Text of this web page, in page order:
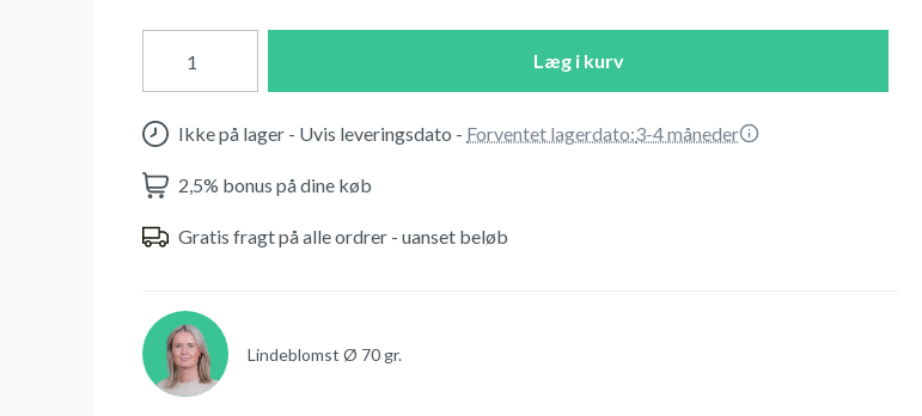
Læg i kurv
Ikke på lager - Uvis leveringsdato - Forventet lagerdato:3-4 måneder
2,5% bonus på dine køb
Gratis fragt på alle ordrer - uanset beløb
Lindeblomst Ø 70 gr.